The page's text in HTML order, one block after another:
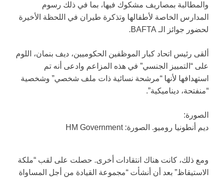
والمطالبة بمصاريف مشكوك فيها، بما في ذلك رسوم
المدارس الخاصة لأطفالها وتذكرة طيران في اللحظة الأخيرة
لحضور جوائز الـ BAFTA.
ألقى رئيس اتحاد كبار الموظفين الحكوميين، ديف بنمان، اللوم
على “التمييز الجنسي” في هذه المزاعم وادعى أنه تم
استهدافها لأنها “مرشحة نسائية ذات ملف شخصي” وشخصية
“منفتحة، ديناميكية”.
الصورة:
ديم أنطونيا روميو. الصورة: HM Government
ومع ذلك، كانت هناك انتقادات أخرى. حصلت على لقب “ملكة
الاستيقاظ” بعد أن أنشأت “مجموعة القيادة من أجل المساواة